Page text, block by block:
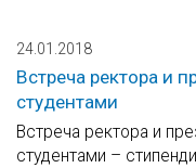
24.01.2018
Встреча ректора и
студентами
Встреча ректора и
студентами –